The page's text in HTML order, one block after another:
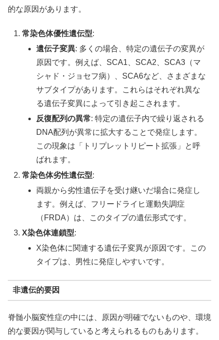
的な原因があります。
常染色体優性遺伝型:
遺伝子変異: 多くの場合、特定の遺伝子の変異が
原因です。例えば、SCA1、SCA2、SCA3（マ
シャド・ジョセフ病）、SCA6など、さまざまな
サブタイプがあります。これらはそれぞれ異な
る遺伝子変異によって引き起こされます。
反復配列の異常: 特定の遺伝子内で繰り返される
DNA配列が異常に拡大することで発症します。
この現象は「トリプレットリピート拡張」と呼
ばれます。
常染色体劣性遺伝型:
両親から劣性遺伝子を受け継いだ場合に発症し
ます。例えば、フリードライヒ運動失調症
（FRDA）は、このタイプの遺伝形式です。
X染色体連鎖型:
X染色体に関連する遺伝子変異が原因です。この
タイプは、男性に発症しやすいです。
非遺伝的要因
脊髄小脳変性症の中には、原因が明確でないものや、環境
的な要因が関与していると考えられるものもあります。